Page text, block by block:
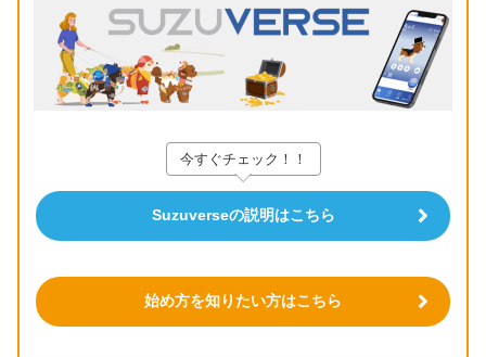
今すぐチェック！！
Suzuverseの説明はこちら
始め方を知りたい方はこちら